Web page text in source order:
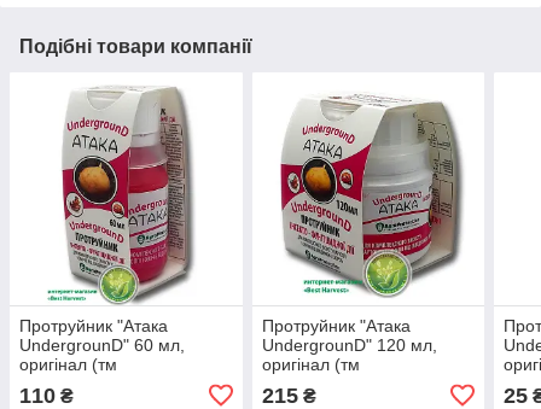
Подібні товари компанії
Протруйник "Атака
UndergrounD" 60 мл,
оригінал (тм
110 ₴
Протруйник "Атака
UndergrounD" 120 мл,
оригінал (тм
215₴ 25